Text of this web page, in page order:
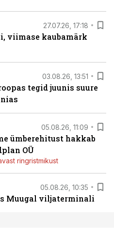
27.07.26, 17:18
viimase kaubamärk
03.08.26, 13:51
tegid juunis suure
05.08.26, 11:09
ümberehitust hakkab
OÜ
ringristmikust
05.08.26, 10:35
Muugal viljaterminali